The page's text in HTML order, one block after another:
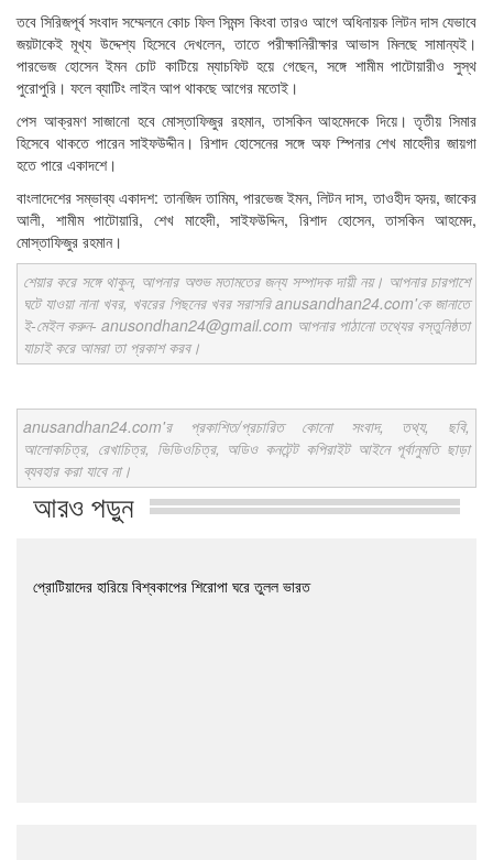
তবে সিরিজপূর্ব সংবাদ সম্মেলনে কোচ ফিল সিমন্স কিংবা তারও আগে অধিনায়ক লিটন দাস যেভাবে
জয়টাকেই মূখ্য উদ্দেশ্য হিসেবে দেখলেন, তাতে পরীক্ষানিরীক্ষার আভাস মিলছে সামান্যই।
পারভেজ হোসেন ইমন চোট কাটিয়ে ম্যাচফিট হয়ে গেছেন, সঙ্গে শামীম পাটোয়ারীও সুস্থ
পুরোপুরি। ফলে ব্যাটিং লাইন আপ থাকছে আগের মতোই।
পেস আক্রমণ সাজানো হবে মোস্তাফিজুর রহমান, তাসকিন আহমেদকে দিয়ে। তৃতীয় সিমার
হিসেবে থাকতে পারেন সাইফউদ্দীন। রিশাদ হোসেনের সঙ্গে অফ স্পিনার শেখ মাহেদীর জায়গা
হতে পারে একাদশে।
বাংলাদেশের সম্ভাব্য একাদশ: তানজিদ তামিম, পারভেজ ইমন, লিটন দাস, তাওহীদ হৃদয়, জাকের
আলী, শামীম পাটোয়ারি, শেখ মাহেদী, সাইফউদ্দিন, রিশাদ হোসেন, তাসকিন আহমেদ,
মোস্তাফিজুর রহমান।
শেয়ার করে সঙ্গে থাকুন, আপনার অশুভ মতামতের জন্য সম্পাদক দায়ী নয়। আপনার চারপাশে
ঘটে যাওয়া নানা খবর, খবরের পিছনের খবর সরাসরি anusandhan24.com'কে জানাতে
ই-মেইল করুন- anusondhan24@gmail.com আপনার পাঠানো তথ্যের বস্তুনিষ্ঠতা
যাচাই করে আমরা তা প্রকাশ করব।
anusandhan24.com'র প্রকাশিত/প্রচারিত কোনো সংবাদ, তথ্য, ছবি,
আলোকচিত্র, রেখাচিত্র, ভিডিওচিত্র, অডিও কনটেন্ট কপিরাইট আইনে পূর্বানুমতি ছাড়া
ব্যবহার করা যাবে না।
আরও পড়ুন
প্রোটিয়াদের হারিয়ে বিশ্বকাপের শিরোপা ঘরে তুলল ভারত